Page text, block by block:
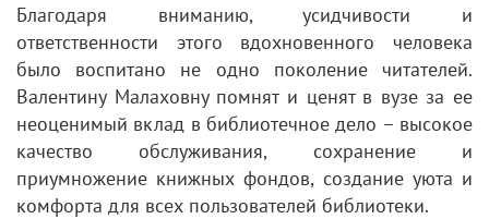
Благодаря вниманию, усидчивости и
ответственности этого вдохновенного человека
было воспитано не одно поколение читателей.
Валентину Малаховну помнят и ценят в вузе за ее
неоценимый вклад в библиотечное дело – высокое
качество обслуживания, сохранение и
приумножение книжных фондов, создание уюта и
комфорта для всех пользователей библиотеки.